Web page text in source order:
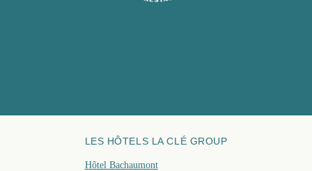
LES HÔTELS LA CLÉ GROUP
Hôtel Bachaumont